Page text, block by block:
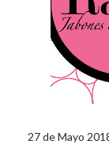
27 de Mayo 2018, taller de cosmética natural en Madrid (zona